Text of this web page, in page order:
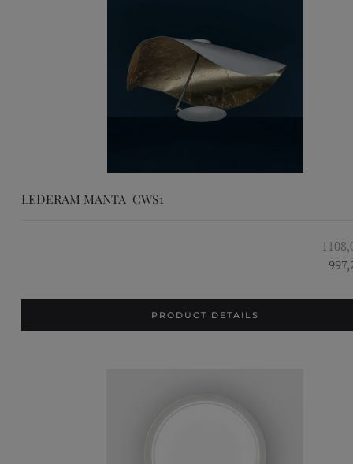
LEDERAM MANTA CWS1
PRODUCT DETAILS